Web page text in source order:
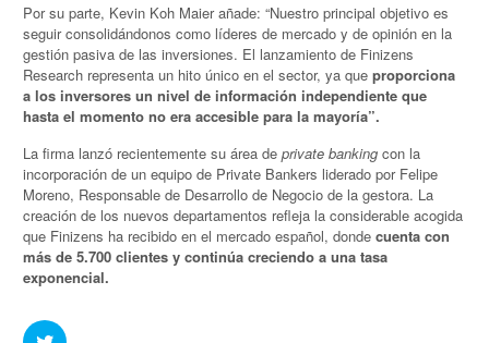
Por su parte, Kevin Koh Maier añade: “Nuestro principal objetivo es
seguir consolidándonos como líderes de mercado y de opinión en la
gestión pasiva de las inversiones. El lanzamiento de Finizens
Research representa un hito único en el sector, ya queproporciona
a los inversores un nivel de información independiente que
hasta el momento no era accesible para la mayoría”.
La firma lanzó recientemente su área deprivate banking con la
incorporación de un equipo de Private Bankers liderado por Felipe
Moreno, Responsable de Desarrollo de Negocio de la gestora. La
creación de los nuevos departamentos refleja la considerable acogida
que Finizens ha recibido en el mercado español, dondecuenta con
más de 5.700 clientes y continúa creciendo a una tasa
exponencial.